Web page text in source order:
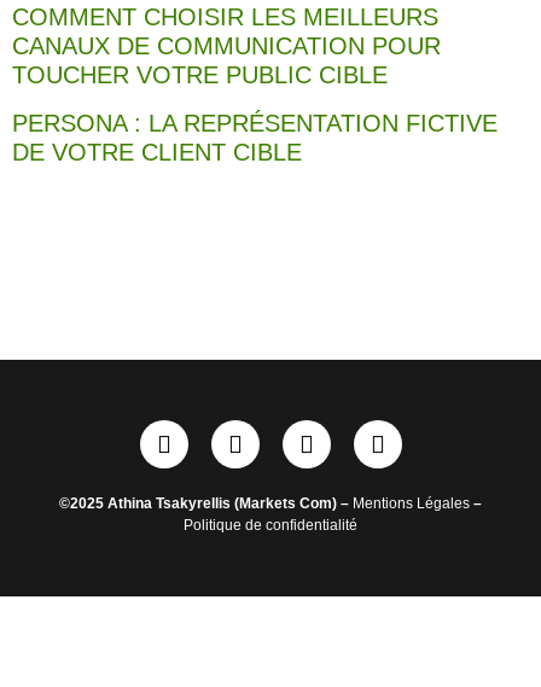
COMMENT CHOISIR LES MEILLEURS
CANAUX DE COMMUNICATION POUR
TOUCHER VOTRE PUBLIC CIBLE
PERSONA : LA REPRÉSENTATION FICTIVE
DE VOTRE CLIENT CIBLE
©2025 Athina Tsakyrellis (Markets Com) – Mentions Légales –
Politique de confidentialité